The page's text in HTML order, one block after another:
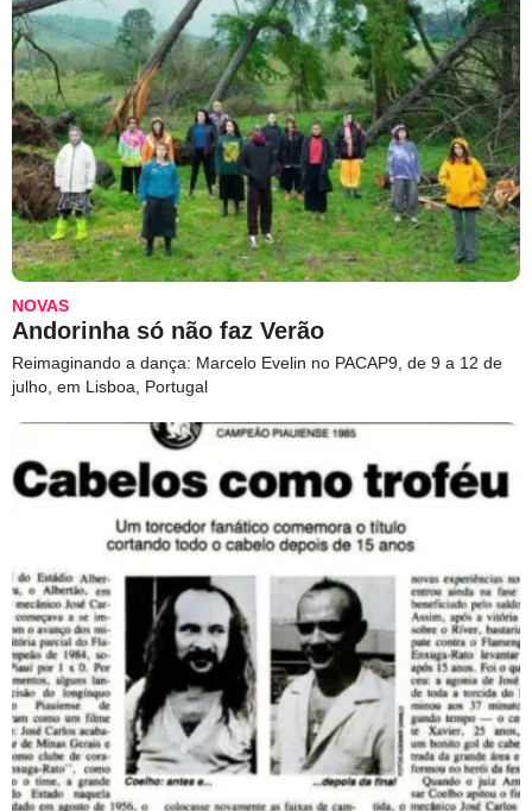
NOVAS
Andorinha só não faz Verão
Reimaginando a dança: Marcelo Evelin no PACAP9, de 9 a 12 de
julho, em Lisboa, Portugal